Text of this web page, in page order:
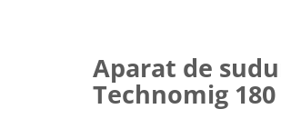
Motoare termice
Motoare electrice
Hote Decorative
Aparat de
Technomig